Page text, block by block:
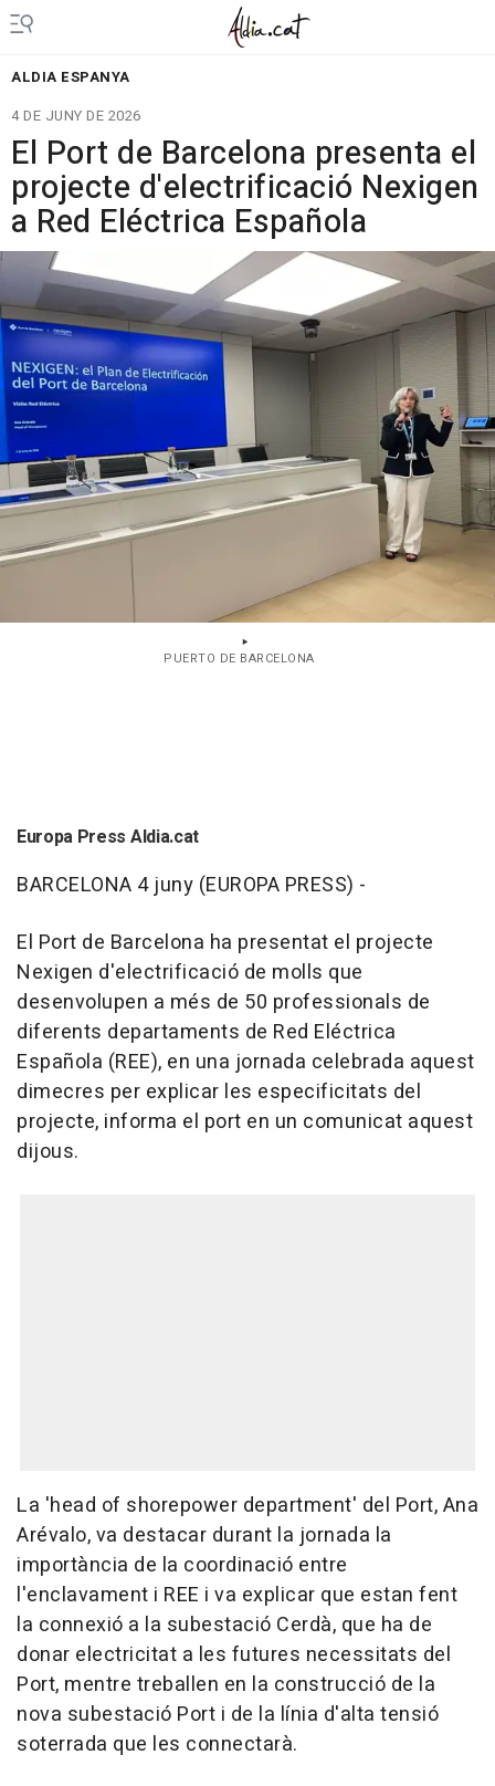
ALDIA ESPANYA
4 DE JUNY DE 2026
El Port de Barcelona presenta el
projecte d'electrificació Nexigen
a Red Eléctrica Española
PUERTO DE BARCELONA
Europa Press Aldia.cat
BARCELONA 4 juny (EUROPA PRESS) -
El Port de Barcelona ha presentat el projecte
Nexigen d'electrificació de molls que
desenvolupen a més de 50 professionals de
diferents departaments de Red Eléctrica
Española (REE), en una jornada celebrada aquest
dimecres per explicar les especificitats del
projecte, informa el port en un comunicat aquest
dijous.
La 'head of shorepower department' del Port, Ana
Arévalo, va destacar durant la jornada la
importància de la coordinació entre
l'enclavament i REE i va explicar que estan fent
la connexió a la subestació Cerdà, que ha de
donar electricitat a les futures necessitats del
Port, mentre treballen en la construcció de la
nova subestació Port i de la línia d'alta tensió
soterrada que les connectarà.